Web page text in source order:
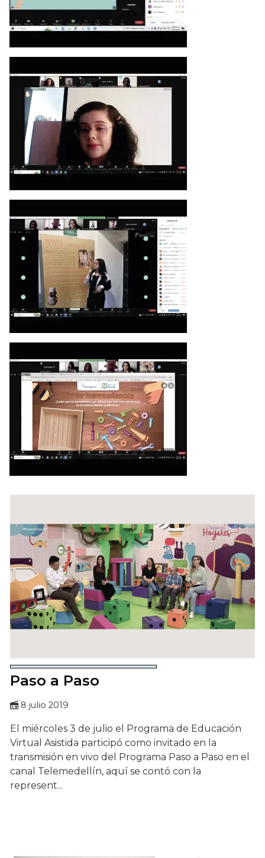
Paso a Paso
8 julio 2019
El miércoles 3 de julio el Programa de Educación
Virtual Asistida participó como invitado en la
transmisión en vivo del Programa Paso a Paso en el
canal Telemedellín, aquí se contó con la
represent...